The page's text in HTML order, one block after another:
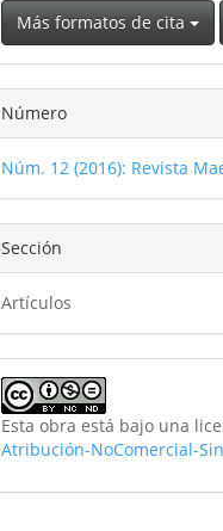
Más formatos de cita
Número
Núm. 12 (2016): Revista
Sección
Artículos
Esta obra está bajo una
Atribución-NoComercial-